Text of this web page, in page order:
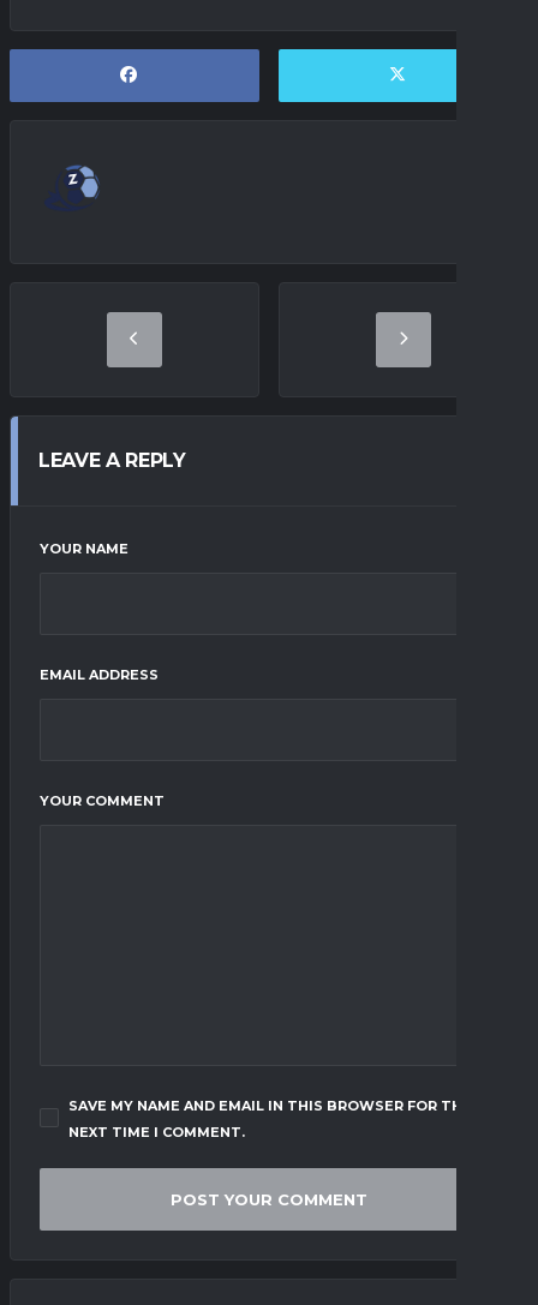
LEAVE A REPLY
YOUR NAME
EMAIL ADDRESS
YOUR COMMENT
SAVE MY NAME AND EMAIL IN THIS BROWSER FOR THE
NEXT TIME I COMMENT.